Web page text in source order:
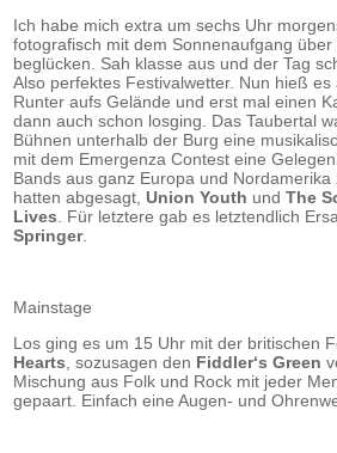
Ich habe mich extra um sechs Uhr
fotografisch mit dem Sonnenaufgang
beglücken. Sah klasse aus und der Tag
Also perfektes Festivalwetter. Nun hieß
Runter aufs Gelände und erst mal einen
dann auch schon losging. Das Taubertal
Bühnen unterhalb der Burg eine
mit dem Emergenza Contest eine
Bands aus ganz Europa und
hatten abgesagt,Union Youth undThe
Lives. Für letztere gab es letztendlich
Springer.
Mainstage
Los ging es um 15 Uhr mit der britischen
Hearts, sozusagen den Fiddler‘s Green
Mischung aus Folk und Rock mit jeder
gepaart. Einfach eine Augen- und